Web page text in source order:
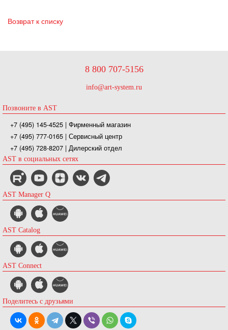
Возврат к списку
8 800 707-5156
info@art-system.ru
Позвоните в AST
+7 (495) 145-4525 | Фирменный магазин
+7 (495) 777-0165 | Сервисный центр
+7 (495) 728-8207 | Дилерский отдел
AST в социальных сетях
AST Manager Q
AST Catalog
AST Connect
Поделитесь с друзьями